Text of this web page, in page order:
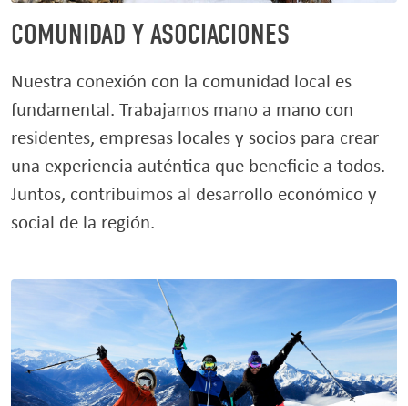
COMUNIDAD Y ASOCIACIONES
Nuestra conexión con la comunidad local es
fundamental. Trabajamos mano a mano con
residentes, empresas locales y socios para crear
una experiencia auténtica que beneficie a todos.
Juntos, contribuimos al desarrollo económico y
social de la región.